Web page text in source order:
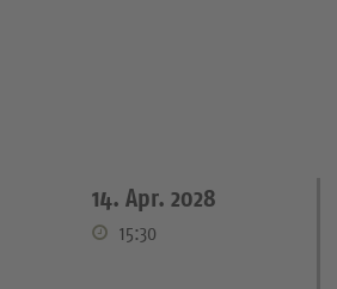
14. Apr. 2028
15:30